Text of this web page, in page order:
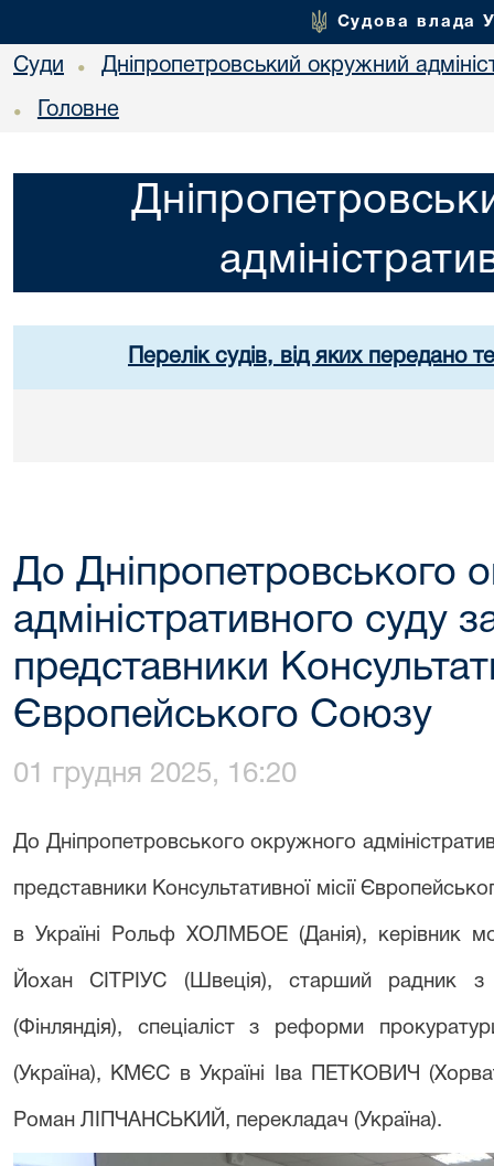
Судова влада
Суди • Дніпропетровський окружний
• Головне
Перелік судів, від яких передано
До Дніпропетровського
адміністративного суду
представники
Європейського Союзу
01 грудня 2025, 16:20
До Дніпропетровського окружного
представники Консультативної місії
в Україні Рольф ХОЛМБОЕ (Данія), керівник
Йохан СІТРІУС (Швеція), старший радник з
(Фінляндія), спеціаліст з реформи
(Україна), КМЄС в Україні Іва ПЕТКОВИЧ
Роман ЛІПЧАНСЬКИЙ, перекладач (Україна).